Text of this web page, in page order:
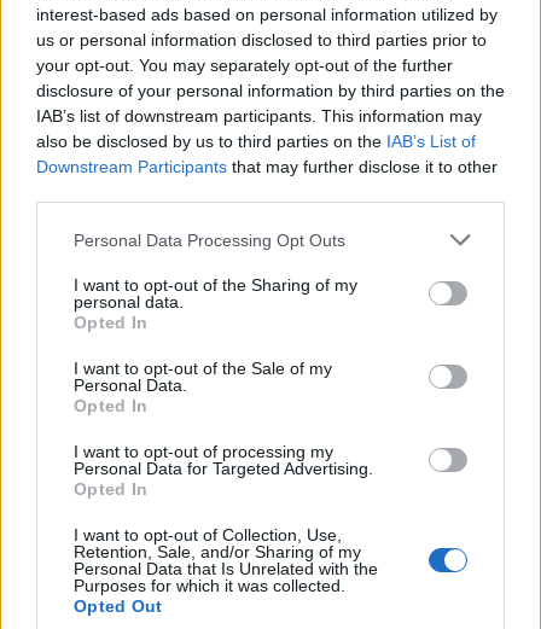
interest-based ads based on personal information utilized by
us or personal information disclosed to third parties prior to
your opt-out. You may separately opt-out of the further
disclosure of your personal information by third parties on the
IAB’s list of downstream participants. This information may
also be disclosed by us to third parties on the IAB’s List of
Downstream Participants that may further disclose it to other
Please note that this website/app uses one or more Google
not limited to your visit or usage behaviour. You may click to
grant or deny consent to Google and its third-party tags to
use your data for below specified purposes in below Google
consent section.
Personal Data Processing Opt Outs
I want to opt-out of the Sharing of my
personal data.
Opted In
I want to opt-out of the Sale of my
Personal Data.
Opted In
I want to opt-out of processing my
Personal Data for Targeted Advertising.
Opted In
I want to opt-out of Collection, Use,
Retention, Sale, and/or Sharing of my
Personal Data that Is Unrelated with the
Purposes for which it was collected.
Opted Out
Συγγνώμη από τον Πούτιν στον Αλίεφ
Ο πρόεδρος του ΑζερμπαϊτζάνΙλχάμ Αλίεφ
δήλωσε στα τέλη Δεκεμβρίου ότι το
αεροσκάφος δέχθηκε «πυρά» από το ρωσικό
έδαφος. Κατηγόρησε τη Μόσχα ότι ήθελε να
αποκρύψει την ευθύνη της και απαίτησε δημόσια
Ο Αλίεφ επανέλαβε τις κατηγορίες του αυτή την
εβδομάδα, διαβεβαιώνοντας ότι «η ευθύνη του
θανάτου των Αζέρων πολιτών βαρύνει τους